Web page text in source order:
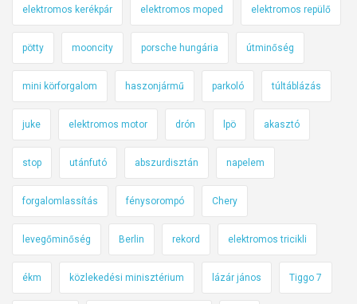
elektromos kerékpár elektromos moped elektromos repülő
pötty mooncity porsche hungária útminőség
mini körforgalom haszonjármű parkoló túltáblázás
juke elektromos motor drón lpö akasztó
stop utánfutó abszurdisztán napelem
forgalomlassítás fénysorompó Chery
levegőminőség Berlin rekord elektromos tricikli
ékm közlekedési minisztérium lázár jános Tiggo 7